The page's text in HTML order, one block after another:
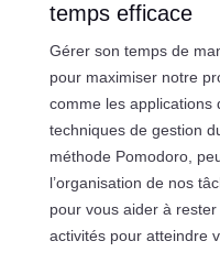
temps efficace
Gérer son temps de
pour maximiser notre
comme les applications
techniques de gestion
méthode Pomodoro,
l’organisation de nos
pour vous aider à
activités pour atteindre